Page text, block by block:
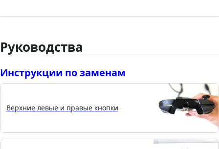
Руководства
Инструкции по заменам
Верхние левые и правые кнопки